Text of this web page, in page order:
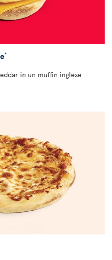
*
in un muffin inglese